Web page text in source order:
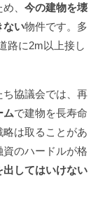
、 今の建物を壊
ない物件です。多
路に2m以上接し
協議会では、再
ムで建物を長寿命
略は取ることがあ
のハードルが格
してはいけない